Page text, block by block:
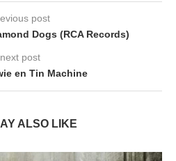
post
Dogs (RCA Records)
next post
en Tin Machine
ALSO LIKE